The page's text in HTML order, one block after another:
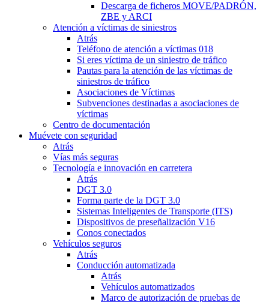
Descarga de ficheros MOVE/PADRÓN,
ZBE y ARCI
Atención a víctimas de siniestros
Atrás
Teléfono de atención a víctimas 018
Si eres víctima de un siniestro de tráfico
Pautas para la atención de las víctimas de
siniestros de tráfico
Asociaciones de Víctimas
Subvenciones destinadas a asociaciones de
víctimas
Centro de documentación
Muévete con seguridad
Atrás
Vías más seguras
Tecnología e innovación en carretera
Atrás
DGT 3.0
Forma parte de la DGT 3.0
Sistemas Inteligentes de Transporte (ITS)
Dispositivos de preseñalización V16
Conos conectados
Vehículos seguros
Atrás
Conducción automatizada
Atrás
Vehículos automatizados
Marco de autorización de pruebas de